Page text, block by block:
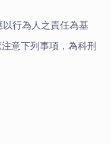
以行為人之責任為基
意下列事項，為科刑